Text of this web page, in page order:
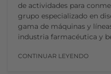
de actividades para
grupo especializado en
gama de máquinas y
industria farmacéutica y
CONTINUAR LEYENDO